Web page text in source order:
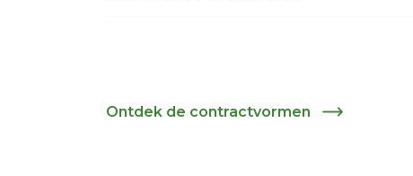
Ontdek de contractvormen